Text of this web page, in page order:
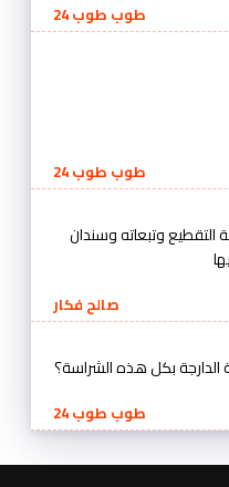
طوب طوب 24
طوب طوب 24
التقطيع وتبعاته وسندان
صالح فكار
الدارجة بكل هذه الشراسة؟
طوب طوب 24